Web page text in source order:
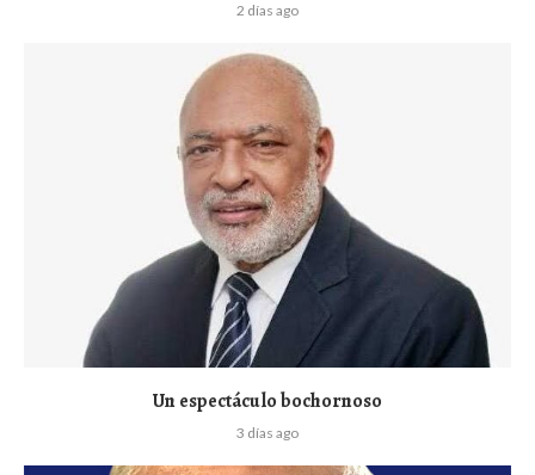
2 días ago
Un espectáculo bochornoso
3 días ago